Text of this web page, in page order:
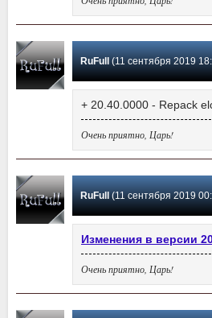
RuFull(11 сентября 2019 18:34)
+ 20.40.0000 - Repack
Очень приятно, Царь!
RuFull(11 сентября 2019 00:51)
Изменения в версии
Очень приятно, Царь!